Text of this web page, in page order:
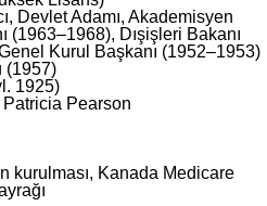
Devlet Adamı, Akademisyen
(1963–1968), Dışişleri Bakanı
Kurul Başkanı (1952–1953)
(1957)
1925)
Pearson
kurulması, Kanada Medicare